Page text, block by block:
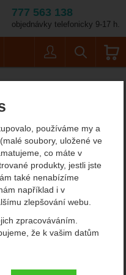
používáme my a
soubory, uložené ve
co máte v
produkty, jestli jste
také nenabízíme
například i v
zlepšování webu.
zpracováváním.
že k vašim datům
kategoriemi
777 563 138
objednávky telefonicky 9-17 h.
Sea To Summit Trek &
&